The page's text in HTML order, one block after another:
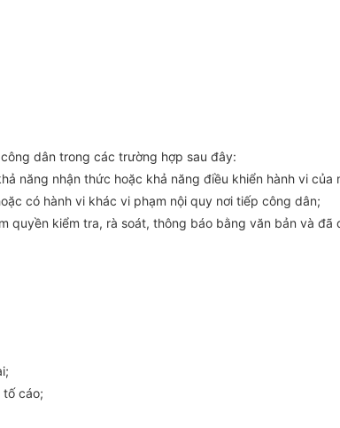
dân trong các trường hợp sau đây:
năng nhận thức hoặc khả năng điều khiển hành vi của
có hành vi khác vi phạm nội quy nơi tiếp công dân;
quyền kiểm tra, rà soát, thông báo bằng văn bản và đã
tố cáo;